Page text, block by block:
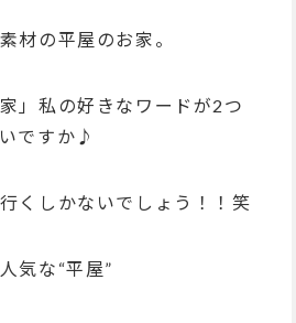
材の平屋のお家。
」私の好きなワードが2つ
ですか♪
くしかないでしょう！！笑
気な“平屋”